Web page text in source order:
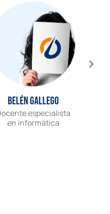
Belén Gallego
especialista
en informática